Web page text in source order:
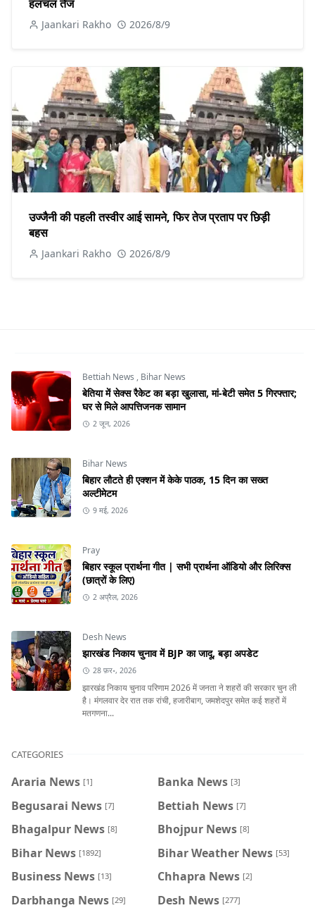
हलचल तेज
Jaankari Rakho 2026/8/9
उज्जैनी की पहली तस्वीर आई सामने, फिर तेज प्रताप पर छिड़ी
बहस
Jaankari Rakho 2026/8/9
Bettiah News , Bihar News
बेतिया में सेक्स रैकेट का बड़ा खुलासा, मां-बेटी समेत 5 गिरफ्तार;
घर से मिले आपत्तिजनक सामान
2 जून, 2026
Bihar News
बिहार लौटते ही एक्शन में केके पाठक, 15 दिन का सख्त
अल्टीमेटम
9 मई, 2026
Pray
बिहार स्कूल प्रार्थना गीत | सभी प्रार्थना ऑडियो और लिरिक्स
(छात्रों के लिए)
2 अप्रैल, 2026
Desh News
झारखंड निकाय चुनाव में BJP का जादू, बड़ा अपडेट
28 फ़र॰, 2026
झारखंड निकाय चुनाव परिणाम 2026 में जनता ने शहरों की सरकार चुन ली
है। मंगलवार देर रात तक रांची, हजारीबाग, जमशेदपुर समेत कई शहरों में
मतगणना...
CATEGORIES
Araria News [1] Banka News [3]
Begusarai News [7] Bettiah News [7]
Bhagalpur News [8] Bhojpur News [8]
Bihar News [1892] Bihar Weather News [53]
Business News [13] Chhapra News [2]
Darbhanga News [29] Desh News [277]